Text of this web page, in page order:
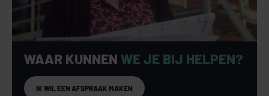
WAAR KUNNEN WE JE BIJ HELPEN?
IK WIL EEN AFSPRAAK MAKEN